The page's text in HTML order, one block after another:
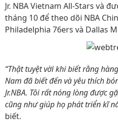
Jr. NBA Vietnam All-Stars và
tháng 10 để theo dõi NBA
Philadelphia 76ers và Dallas
“Thật tuyệt vời khi biết rằng
Nam đã biết đến và yêu thích
Jr.NBA. Tôi rất nóng lòng được
cũng như giúp họ phát triển kĩ
biết.